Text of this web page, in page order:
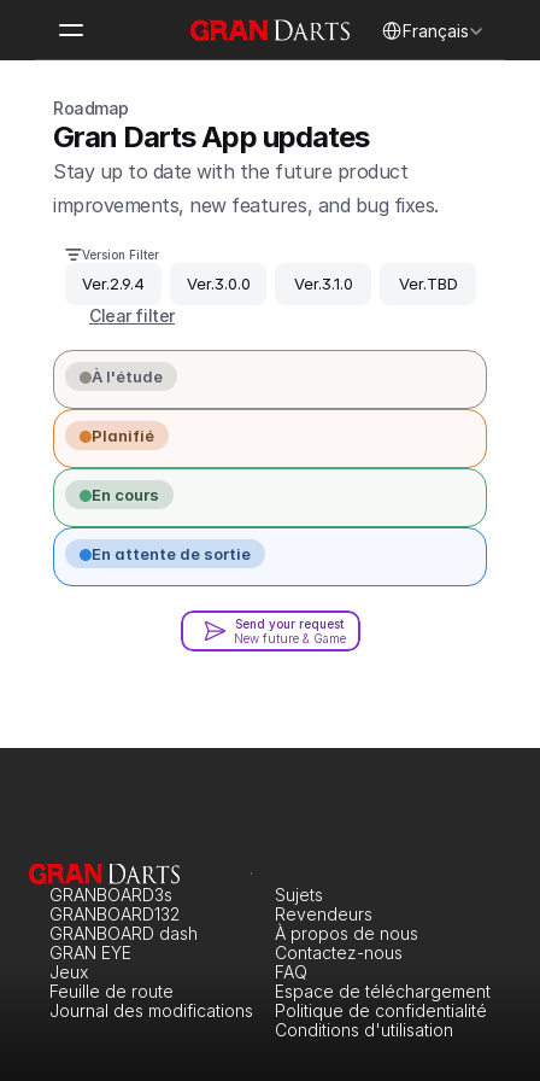
Français
Roadmap
Gran Darts App updates
Stay up to date with the future product
improvements, new features, and bug fixes.
Version Filter
Ver.2.9.4 Ver.3.0.0 Ver.3.1.0 Ver.TBD
Clear filter
À l'étude
Planifié
En cours
En attente de sortie
Send your request
New future & Game
GRANBOARD3s
GRANBOARD132
GRANBOARD dash
GRAN EYE
Jeux
Feuille de route
Journal des modifications
À propos de nous
Sujets
Revendeurs
Contactez-nous
FAQ
Espace de téléchargement
Politique de confidentialité
Conditions d'utilisation